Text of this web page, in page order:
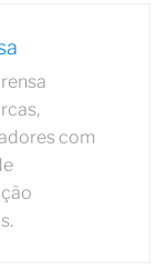
com